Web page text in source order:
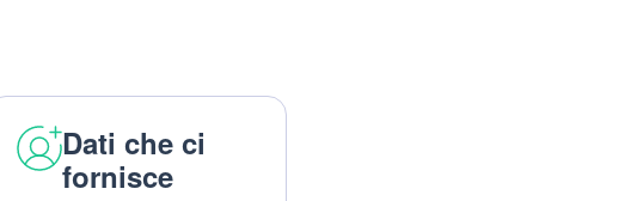
Dati che ci
fornisce